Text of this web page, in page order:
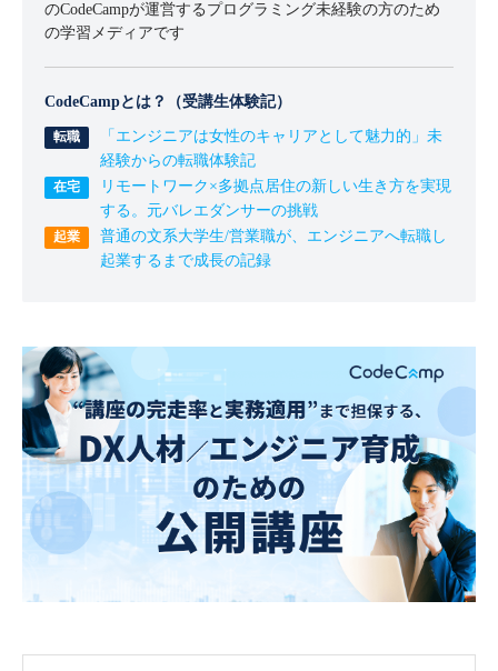
のCodeCampが運営するプログラミング未経験の方のため
の学習メディアです
CodeCampとは？（受講生体験記）
「エンジニアは女性のキャリアとして魅力的」未
経験からの転職体験記
リモートワーク×多拠点居住の新しい生き方を実現
する。元バレエダンサーの挑戦
普通の文系大学生/営業職が、エンジニアへ転職し
起業するまで成長の記録